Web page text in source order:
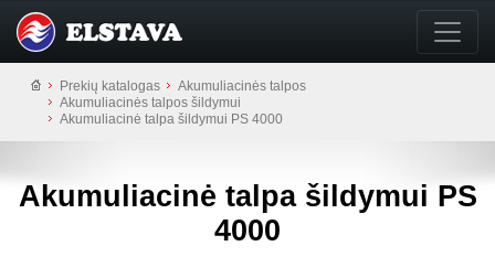
Prekių katalogas
Akumuliacinės talpos
Akumuliacinės talpos šildymui
Akumuliacinė talpa šildymui PS 4000
Akumuliacinė talpa šildymui PS
4000